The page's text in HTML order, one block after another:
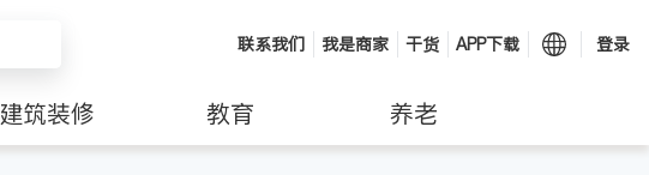
联系我们 我是商家 干货 APP下载 登录
建筑装修 教育 养老